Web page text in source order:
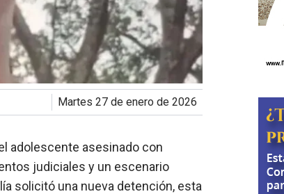
martes 27 de enero de 2026
adolescente asesinado con
judiciales y un escenario
solicitó una nueva detención, esta